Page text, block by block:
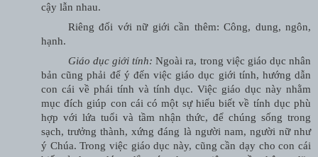
cậy lẫn nhau.
Riêng đối với nữ giới cần thêm: Công, dung, ngôn,
hạnh.
Giáo dục giới tính: Ngoài ra, trong việc giáo dục nhân
bản cũng phải để ý đến việc giáo dục giới tính, hướng dẫn
con cái về phái tính và tính dục. Việc giáo dục này nhằm
mục đích giúp con cái có một sự hiểu biết về tính dục phù
hợp với lứa tuổi và tầm nhận thức, để chúng sống trong
sạch, trưởng thành, xứng đáng là người nam, người nữ như
ý Chúa. Trong việc giáo dục này, cũng cần dạy cho con cái